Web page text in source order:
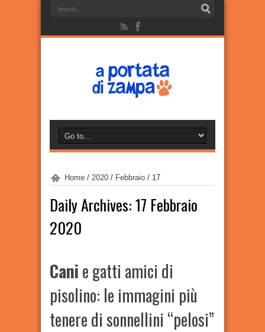
Home / 2020 / Febbraio / 17
Daily Archives:17 Febbraio
2020
Canie gatti amici di
pisolino: le immagini più
tenere di sonnellini “pelosi”